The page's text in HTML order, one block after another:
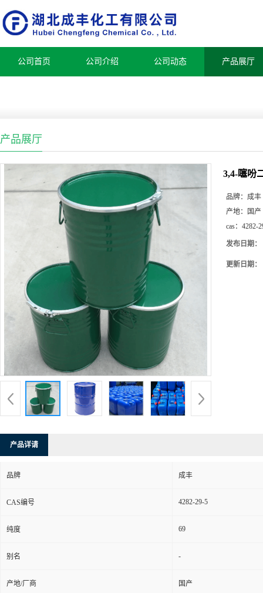
公司首页 公司介绍 公司动态 产品展厅
产品展厅
3,4-噻吩
品牌： 成丰
产地：
国产
cas： 4282-
发布日期：
更新日期：
产品详请
品牌 成丰
CAS编号 4282-29-5
纯度 69
别名 -
产地/厂商 国产